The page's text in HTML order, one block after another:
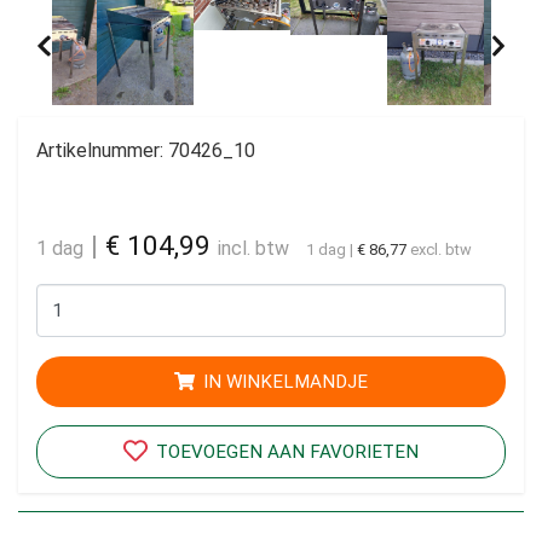
Artikelnummer: 70426_10
1 dag | € 104,99 incl. btw 1 dag | € 86,77 excl. btw
IN WINKELMANDJE
TOEVOEGEN AAN FAVORIETEN